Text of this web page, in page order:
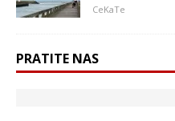
CeKaTe
PRATITE NAS